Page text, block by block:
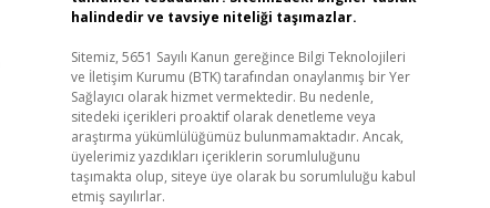
halindedir ve tavsiye niteliği taşımazlar.
Sitemiz, 5651 Sayılı Kanun gereğince Bilgi Teknolojileri
ve İletişim Kurumu (BTK) tarafından onaylanmış bir Yer
Sağlayıcı olarak hizmet vermektedir. Bu nedenle,
sitedeki içerikleri proaktif olarak denetleme veya
araştırma yükümlülüğümüz bulunmamaktadır. Ancak,
üyelerimiz yazdıkları içeriklerin sorumluluğunu
taşımakta olup, siteye üye olarak bu sorumluluğu kabul
etmiş sayılırlar.